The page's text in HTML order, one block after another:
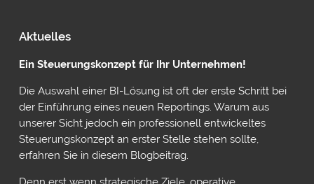
Aktuelles
Ein Steuerungskonzept für Ihr Unternehmen!
Die Auswahl einer BI-Lösung ist oft der erste Schritt bei
der Einführung eines neuen Reportings. Warum aus
unserer Sicht jedoch ein professionell entwickeltes
Steuerungskonzept an erster Stelle stehen sollte,
erfahren Sie in diesem Blogbeitrag.